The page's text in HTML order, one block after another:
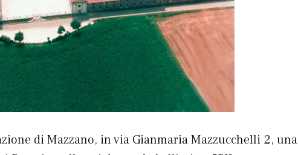
di Mazzano, in via Gianmaria Mazzucchelli 2, una